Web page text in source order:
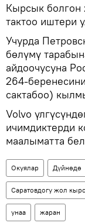
Кырсык болгон
тактоо иштери
Учурда
бөлүмү
айдоочусуна
264-
сактабоо)
Volvo
ичимдиктерди
маалыматта
Окуялар Дүйнөдө
Саратовдогу жол
унаа жаран